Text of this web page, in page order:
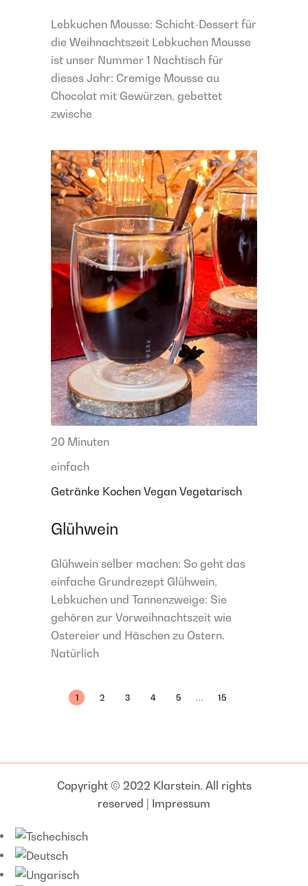
Lebkuchen Mousse: Schicht-Dessert für
die Weihnachtszeit Lebkuchen Mousse
ist unser Nummer 1 Nachtisch für
dieses Jahr: Cremige Mousse au
Chocolat mit Gewürzen, gebettet
zwische
20 Minuten
einfach
Getränke Kochen Vegan Vegetarisch
Glühwein
Glühwein selber machen: So geht das
einfache Grundrezept Glühwein,
Lebkuchen und Tannenzweige: Sie
gehören zur Vorweihnachtszeit wie
Ostereier und Häschen zu Ostern.
Natürlich
1 2 3 4 5 ... 15
Copyright © 2022 Klarstein. All rights
reserved | Impressum